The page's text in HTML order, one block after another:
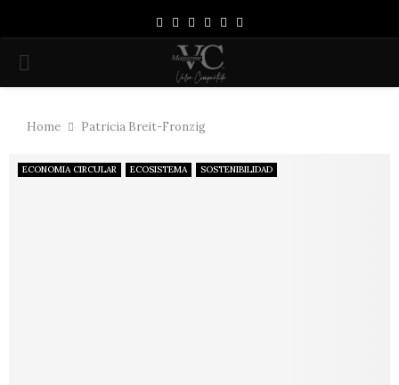
Facebook
Instagram
Linkedin
Youtube
Spotify
PRIMARY
Home Patricia Breit-Fronzig
ECONOMIA CIRCULAR ECOSISTEMA SOSTENIBILIDAD